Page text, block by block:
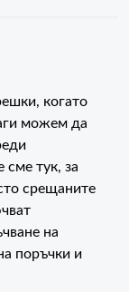
когато
можем да
сме тук, за
срещаните
на
поръчки и